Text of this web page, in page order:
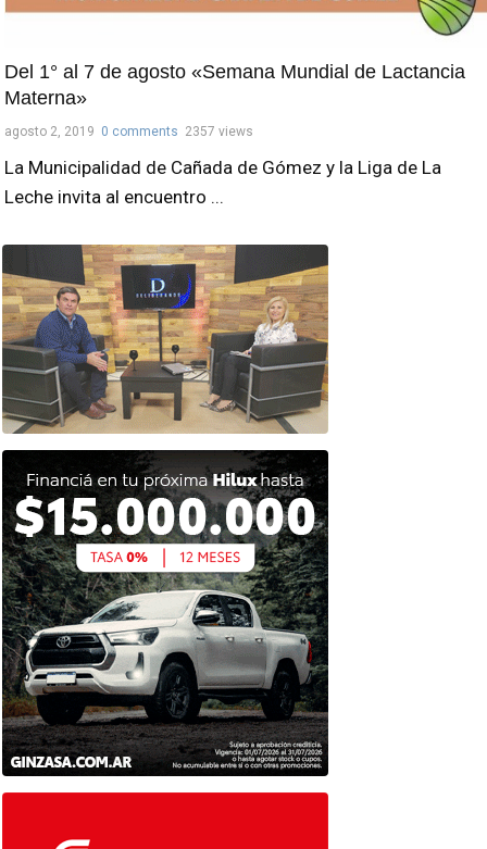
Del 1° al 7 de agosto «Semana Mundial de Lactancia
Materna»
agosto 2, 2019 0 comments 2357 views
La Municipalidad de Cañada de Gómez y la Liga de La
Leche invita al encuentro ...